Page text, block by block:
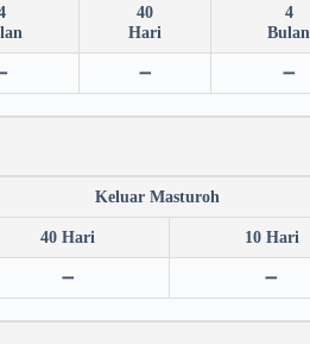
40
Hari
4
Bulan
➖ ➖
Keluar Masturoh
40 Hari 10 Hari
➖ ➖